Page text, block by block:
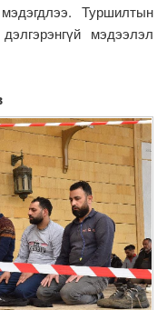
Туршилтын
мэдээлэл